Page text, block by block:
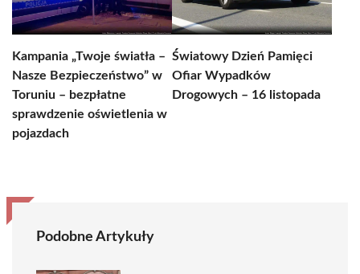
Kampania „Twoje światła –
Nasze Bezpieczeństwo” w
Toruniu – bezpłatne
sprawdzenie oświetlenia w
pojazdach
Światowy Dzień Pamięci
Ofiar Wypadków
Drogowych – 16 listopada
Podobne Artykuły